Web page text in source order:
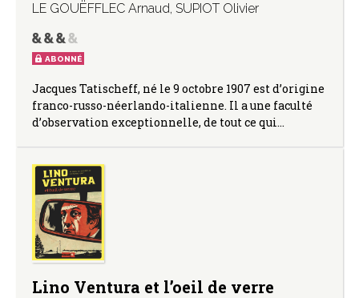
LE GOUËFFLEC Arnaud, SUPIOT Olivier
ABONNÉ
Jacques Tatischeff, né le 9 octobre 1907 est d’origine
franco-russo-néerlando-italienne. Il a une faculté
d’observation exceptionnelle, de tout ce qui…
Lino Ventura et l’oeil de verre